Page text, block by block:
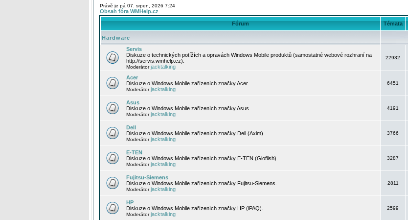
Právě je pá 07. srpen, 2026 7:24
Obsah fóra WMHelp.cz
Fórum Témata
Hardware
Servis
Diskuze o technických potížích a opravách Windows Mobile produktů (samostatné webové rozhraní na
http://servis.wmhelp.cz).
Moderátorjacktalking
22932
Acer
Diskuze o Windows Mobile zařízeních značky Acer.
Moderátorjacktalking
6451
Asus
Diskuze o Windows Mobile zařízeních značky Asus.
Moderátorjacktalking
4191
Dell
Diskuze o Windows Mobile zařízeních značky Dell (Axim).
Moderátorjacktalking
3766
E-TEN
Diskuze o Windows Mobile zařízeních značky E-TEN (Glofiish).
Moderátorjacktalking
3287
Fujitsu-Siemens
Diskuze o Windows Mobile zařízeních značky Fujitsu-Siemens.
Moderátorjacktalking
2811
HP
Diskuze o Windows Mobile zařízeních značky HP (iPAQ).
Moderátorjacktalking
2599